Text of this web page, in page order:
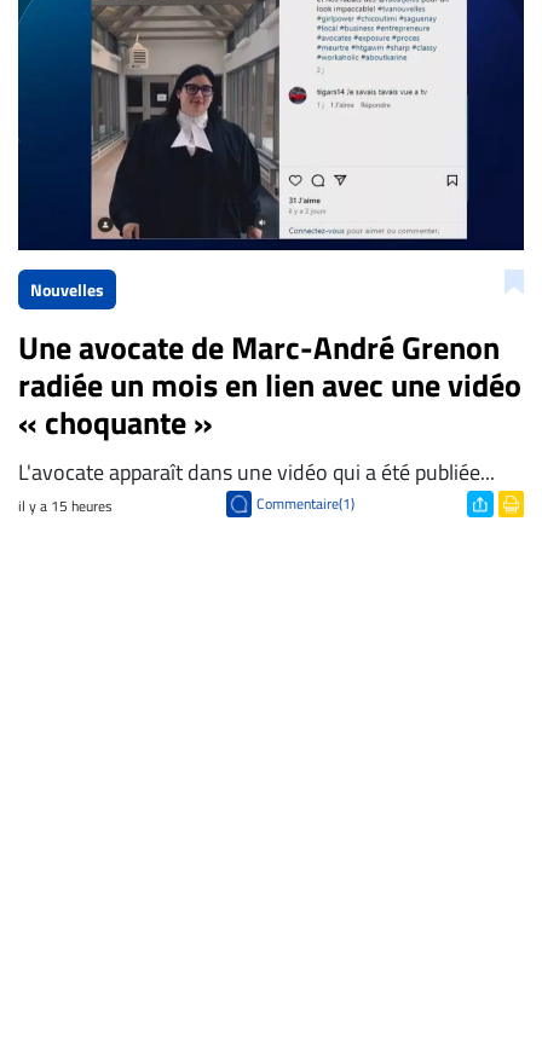
Nouvelles
Une avocate de Marc-André Grenon
radiée un mois en lien avec une vidéo
« choquante »
L'avocate apparaît dans une vidéo qui a été publiée...
il y a 15 heures Commentaire(1)